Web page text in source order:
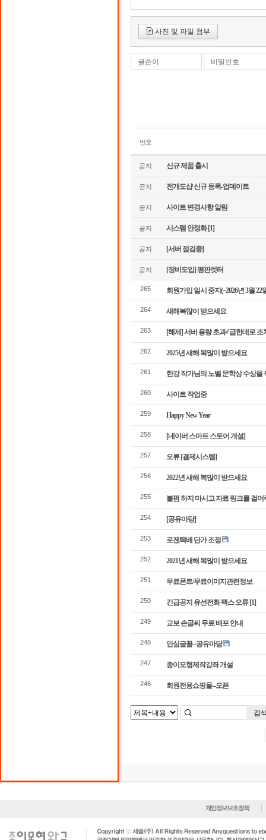
사진 및 파일 첨부
글쓴이 비밀번호
번호
공지 신규 제품 출시
공지 전개도샵 신규 등록-업데이트
공지 사이트 변경사항 알림
공지 시스템 안정화 [1]
공지 [서버 점검중]
공지 [장비도입] 평판컷터
265 회원가입 일시 중지(~2026년 3월 22
264 새해복많이 받으세요
263 [해제] 서버 용량 초과// 급한데로 조
262 2025년 새해 복많이 받으세요
261 한강 작가님의 노벨 문학상 수상을
260 사이트 작업중
259 Happy New Year
258 [네이버 스마트 스토어 개설]
257 오류 [결제시스템]
256 2022년 새해 복많이 받으세요
255 불펌 하지 마시고 자료 링크를 걸어
254 [공유마당]
253 로젠택배 단가 조정
252 2021년 새해 복많이 받으세요
251 무료폰트/무료이미지관련정보
250 긴급공지 유선전화 팩스 오류 [1]
249 교보 손글씨 무료 배포 안내
248 안심글꼴--공유마당
247 종이모형제작강좌 개설
246 회원전용쇼핑몰--오픈
검